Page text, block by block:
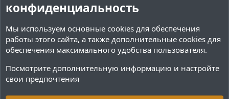
о
о
с
о
с
в
н
ы
й
о
н
ы
й
о
ё
з
П
о
з
и
т
0 Н
е
г
а
т
Power 5
.
0
ё
21 Окт 2024 Версия: 1.0.1
сильно облегчает настройку DeluxeMenus и прост в
использование
конфиденциальность
Мы используем основные cookies для обеспечения
работы этого сайта, а также дополнительные cookies для
обеспечения максимального удобства пользователя.
Посмотрите дополнительную информацию и настройте
свои предпочтения